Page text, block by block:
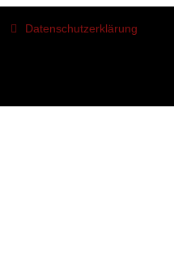
Datenschutzerklärung